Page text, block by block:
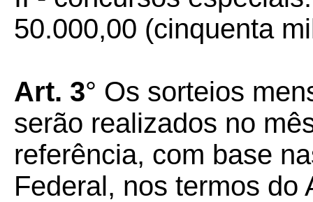
50.000,00 (cinquenta
Art. 3° Os sorteios
serão realizados no
referência, com base
Federal, nos termos do